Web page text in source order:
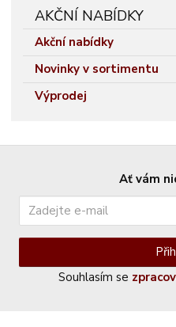
AKČNÍ NABÍDKY
Akční nabídky
Novinky v sortimentu
Výprodej
Ať vám
Souhlasím se